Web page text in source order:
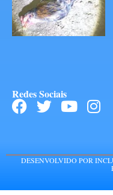
Redes Sociais
DESENVOLVIDO POR